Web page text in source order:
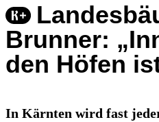
Brunner:
den Höfen
In Kärnten wird fast